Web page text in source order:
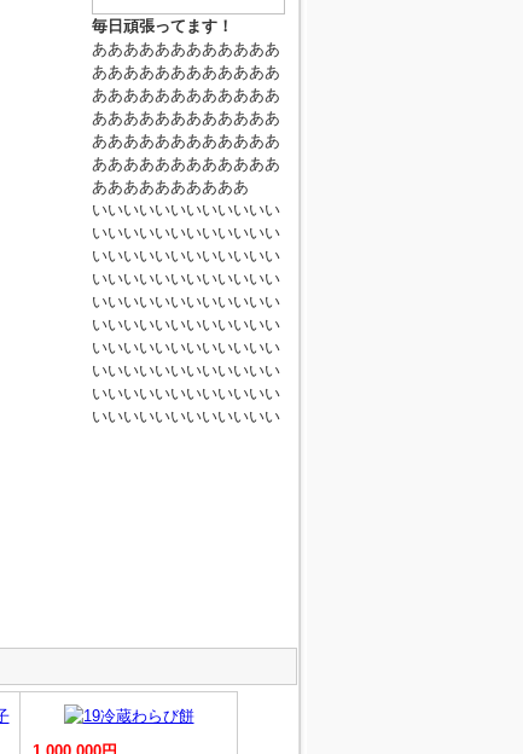
毎日頑張ってます！
ああああああああああああ
ああああああああああああ
ああああああああああああ
ああああああああああああ
ああああああああああああ
ああああああああああああ
ああああああああああ
いいいいいいいいいいいい
いいいいいいいいいいいい
いいいいいいいいいいいい
いいいいいいいいいいいい
いいいいいいいいいいいい
いいいいいいいいいいいい
いいいいいいいいいいいい
いいいいいいいいいいいい
いいいいいいいいいいいい
いいいいいいいいいいいい